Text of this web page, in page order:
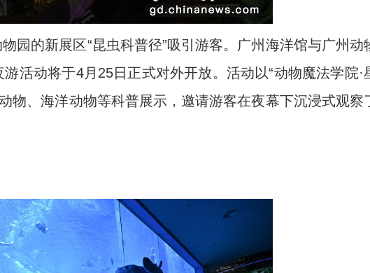
的新展区“昆虫科普径”吸引游客。广州海洋馆与广州动
活动将于4月25日正式对外开放。活动以“动物魔法学院·
物、海洋动物等科普展示，邀请游客在夜幕下沉浸式观察